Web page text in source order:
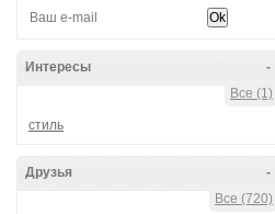
-
Интересы
Все (1)
стиль
-
Друзья
Все (720)